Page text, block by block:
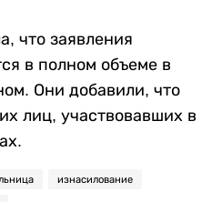
что заявления
в полном объеме в
Они добавили, что
лиц, участвовавших в
изнасилование